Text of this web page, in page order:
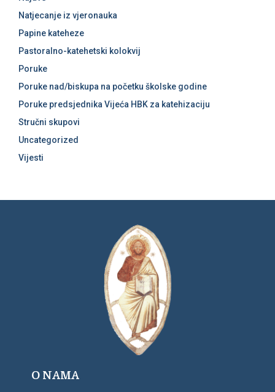
Natjecanje iz vjeronauka
Papine kateheze
Pastoralno-katehetski kolokvij
Poruke
Poruke nad/biskupa na početku školske godine
Poruke predsjednika Vijeća HBK za katehizaciju
Stručni skupovi
Uncategorized
Vijesti
O NAMA